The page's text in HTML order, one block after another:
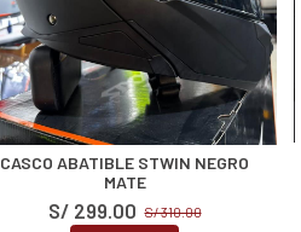
CASCO ABATIBLE STWIN NEGRO
MATE
S/ 310.00
S/ 299.00